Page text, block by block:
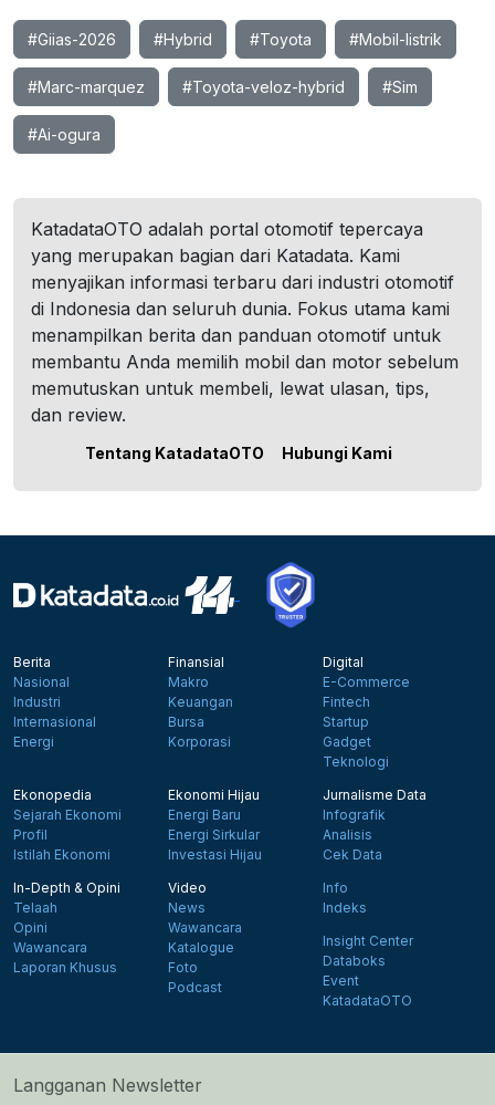
#Giias-2026 #Hybrid #Toyota #Mobil-listrik
#Marc-marquez #Toyota-veloz-hybrid #Sim
#Ai-ogura
KatadataOTO adalah portal otomotif tepercaya
yang merupakan bagian dari Katadata. Kami
menyajikan informasi terbaru dari industri otomotif
di Indonesia dan seluruh dunia. Fokus utama kami
menampilkan berita dan panduan otomotif untuk
membantu Anda memilih mobil dan motor sebelum
memutuskan untuk membeli, lewat ulasan, tips,
dan review.
Tentang KatadataOTO Hubungi Kami
Berita
Nasional
Industri
Internasional
Energi
Finansial
Makro
Keuangan
Bursa
Korporasi
Digital
E-Commerce
Fintech
Startup
Gadget
Teknologi
Ekonopedia
Sejarah Ekonomi
Profil
Istilah Ekonomi
Ekonomi Hijau
Energi Baru
Energi Sirkular
Investasi Hijau
Jurnalisme Data
Infografik
Analisis
Cek Data
In-Depth & Opini
Telaah
Opini
Wawancara
Laporan Khusus
Video
News
Wawancara
Katalogue
Foto
Podcast
Info
Indeks
Insight Center
Databoks
Event
KatadataOTO
Langganan Newsletter